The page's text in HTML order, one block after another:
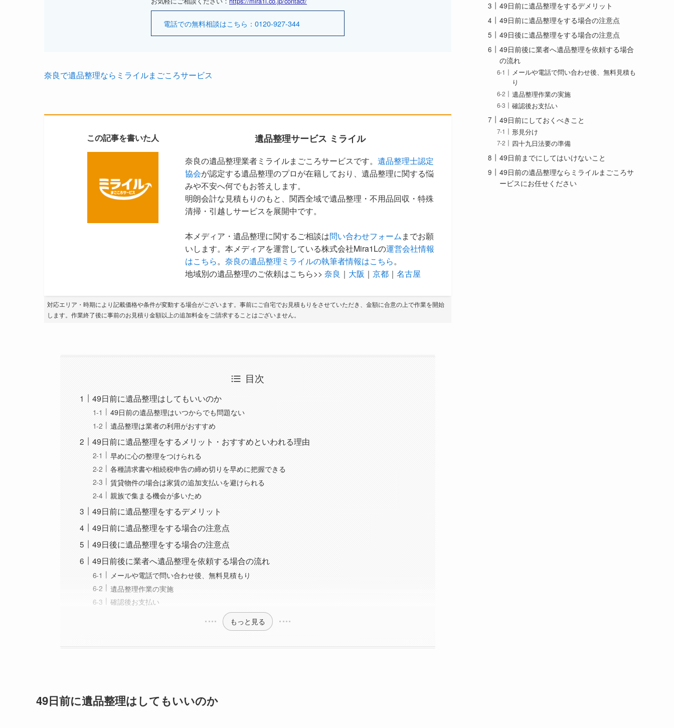
電話での無料相談はこちら：0120-927-344
奈良で遺品整理ならミライルまごころサービス
この記事を書いた人 遺品整理サービス ミライル
奈良の遺品整理業者ミライルまごころサービスです。遺品整理士認定
協会が認定する遺品整理のプロが在籍しており、遺品整理に関する悩
みや不安へ何でもお答えします。
明朗会計な見積もりのもと、関西全域で遺品整理・不用品回収・特殊
清掃・引越しサービスを展開中です。
本メディア・遺品整理に関するご相談は問い合わせフォームまでお願
いします。本メディアを運営している株式会社Mira1Lの運営会社情報
はこちら。奈良の遺品整理ミライルの執筆者情報はこちら。
地域別の遺品整理のご依頼はこちら>>奈良 ｜ 大阪 ｜京都 ｜名古屋
対応エリア・時期により記載価格や条件が変動する場合がございます。事前にご自宅でお見積もりをさせていただき、金額に合意の上で作業を開始
します。作業終了後に事前のお見積り金額以上の追加料金をご請求することはございません。
目次
49日前に遺品整理はしてもいいのか
49日前の遺品整理はいつからでも問題ない
遺品整理は業者の利用がおすすめ
49日前に遺品整理をするメリット・おすすめといわれる理由
早めに心の整理をつけられる
各種請求書や相続税申告の締め切りを早めに把握できる
賃貸物件の場合は家賃の追加支払いを避けられる
親族で集まる機会が多いため
49日前に遺品整理をするデメリット
49日前に遺品整理をする場合の注意点
49日後に遺品整理をする場合の注意点
49日前後に業者へ遺品整理を依頼する場合の流れ
メールや電話で問い合わせ後、無料見積もり
遺品整理作業の実施
確認後お支払い
もっと見る
49日前に遺品整理はしてもいいのか
49日前に遺品整理をするデメリット
49日前に遺品整理をする場合の注意点
49日後に遺品整理をする場合の注意点
49日前後に業者へ遺品整理を依頼する場合
の流れ
メールや電話で問い合わせ後、無料見積も
り
遺品整理作業の実施
確認後お支払い
49日前にしておくべきこと
形見分け
四十九日法要の準備
49日前までにしてはいけないこと
49日前の遺品整理ならミライルまごころサ
ービスにお任せください